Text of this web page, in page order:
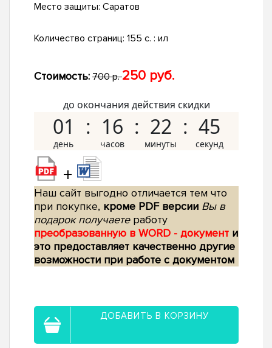
Место защиты: Саратов
Количество страниц: 155 с. : ил
Стоимость: 700 р.250 руб.
до окончания действия скидки
01 16 22 44
+
Наш сайт выгодно отличается тем что
при покупке, кроме PDF версии Вы в
подарок получаетеработу
преобразованную в WORD - документ и
это предоставляет качественно другие
возможности при работе с документом
ДОБАВИТЬ В КОРЗИНУ